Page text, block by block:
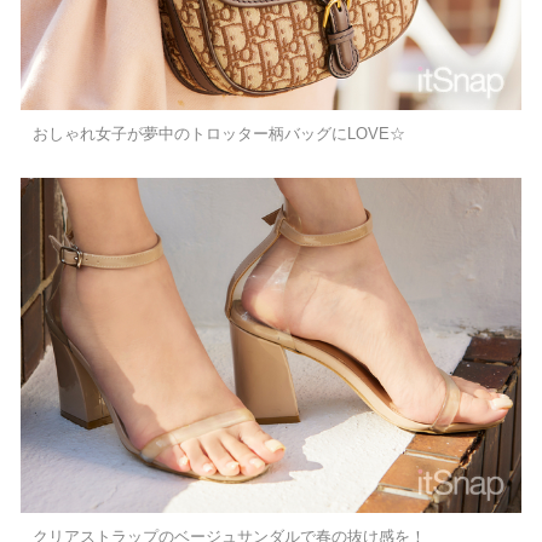
おしゃれ女子が夢中のトロッター柄バッグにLOVE☆
クリアストラップのベージュサンダルで春の抜け感を！